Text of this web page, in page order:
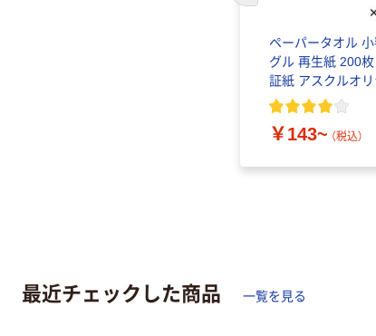
ペーパータオル 小
グル 再生紙 200
証紙 アスクルオ
￥143~ （税込）
最近チェックした商品 一覧を見る